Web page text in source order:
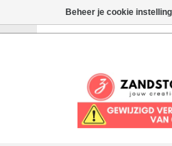
Beheer je cookie